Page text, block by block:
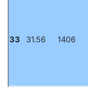
33 31.56 1406